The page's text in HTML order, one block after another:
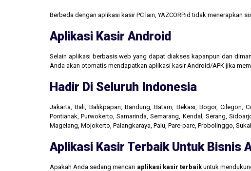
Berbeda dengan aplikasi kasir PC lain, YAZCORP.id tidak
Aplikasi Kasir Android
Selain aplikasi berbasis web yang dapat diakses kapanpun dan
Anda akan otomatis mendapatkan aplikasi kasir Android/APK jika
Hadir Di Seluruh Indonesia
Jakarta, Bali, Balikpapan, Bandung, Batam, Bekasi, Bogor, Cilegon,
Pontianak, Purwokerto, Samarinda, Semarang, Kendal, Serang,
Magelang, Mojokerto, Palangkaraya, Palu, Pare-pare, Probolinggo,
Aplikasi Kasir Terbaik Untuk Bisnis
Apakah Anda sedang mencari aplikasi kasir terbaikuntuk